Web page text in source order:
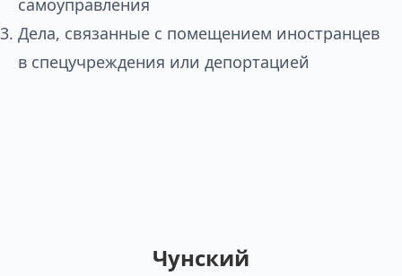
самоуправления
Дела, связанные с помещением иностранцев
в спецучреждения или депортацией
Чунский